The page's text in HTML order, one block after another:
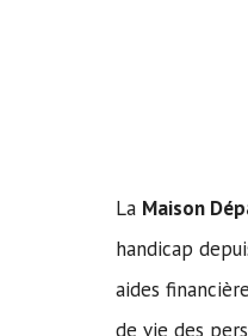
La Maison
handicap
aides
de vie des